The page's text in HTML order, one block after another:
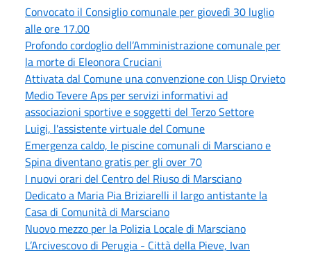
Convocato il Consiglio comunale per giovedì 30 luglio
alle ore 17.00
Profondo cordoglio dell’Amministrazione comunale per
la morte di Eleonora Cruciani
Attivata dal Comune una convenzione con Uisp Orvieto
Medio Tevere Aps per servizi informativi ad
associazioni sportive e soggetti del Terzo Settore
Luigi, l'assistente virtuale del Comune
Emergenza caldo, le piscine comunali di Marsciano e
Spina diventano gratis per gli over 70
I nuovi orari del Centro del Riuso di Marsciano
Dedicato a Maria Pia Briziarelli il largo antistante la
Casa di Comunità di Marsciano
Nuovo mezzo per la Polizia Locale di Marsciano
L’Arcivescovo di Perugia - Città della Pieve, Ivan